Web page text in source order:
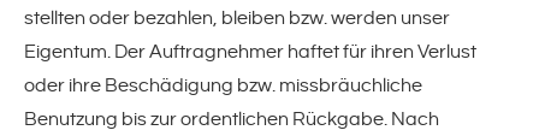
stellten oder bezahlen, bleiben bzw. werden unser
Eigentum. Der Auftragnehmer haftet für ihren Verlust
oder ihre Beschädigung bzw. missbräuchliche
Benutzung bis zur ordentlichen Rückgabe. Nach